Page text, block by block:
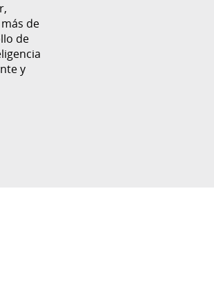
de
de
y